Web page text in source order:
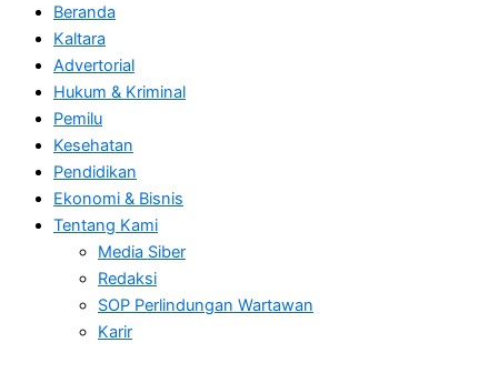
Beranda
Kaltara
Advertorial
Hukum & Kriminal
Pemilu
Kesehatan
Pendidikan
Ekonomi & Bisnis
Tentang Kami
Media Siber
Redaksi
SOP Perlindungan Wartawan
Karir